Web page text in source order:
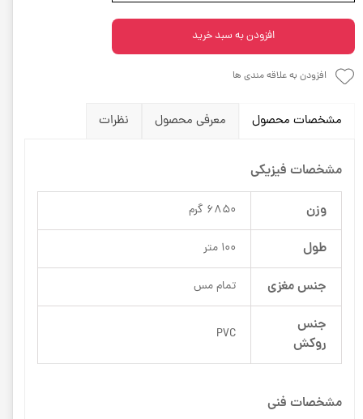
افزودن به سبد خرید
افزودن به علاقه مندی ها
مشخصات محصول معرفی محصول نظرات
مشخصات فیزیکی
وزن 6850 گرم
طول 100 متر
جنس مغزی تمام مس
جنس
روکش
PVC
مشخصات فنی